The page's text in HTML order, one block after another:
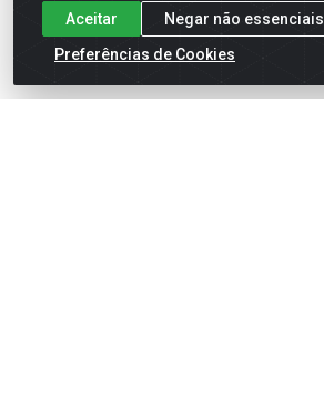
Aceitar
Negar não essenciais
Preferências de Cookies